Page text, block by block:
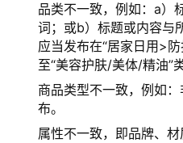
品类不一致，例如：a）
词；或b）标题或内容与
应当发布在“居家日用>
至“美容护肤/美体/精油”类
商品类型不一致，例如
布。
属性不一致，即品牌、